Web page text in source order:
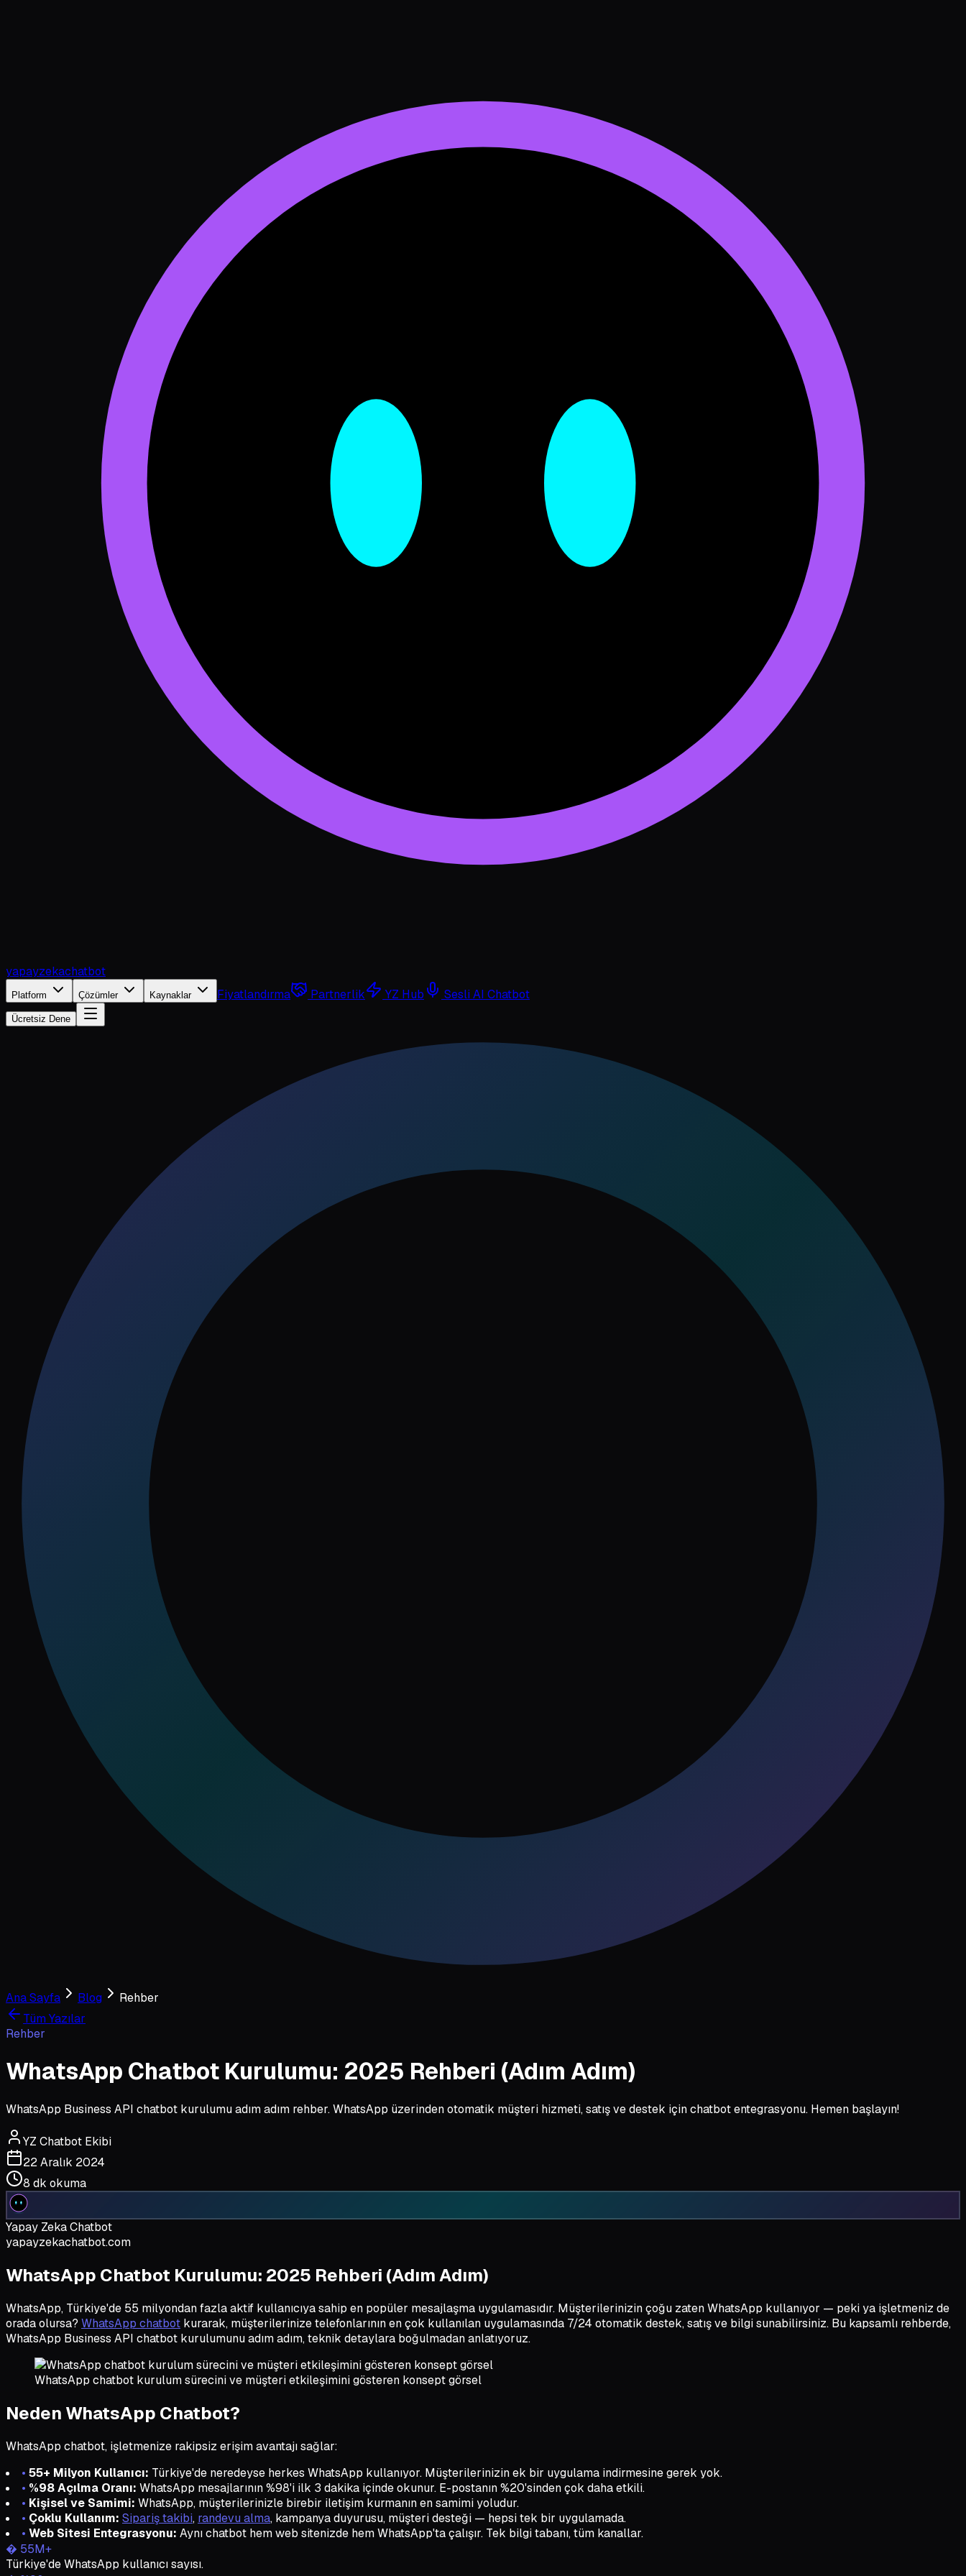
yapayzekachatbot
Platform Çözümler Kaynaklar Fiyatlandırma Partnerlik YZ Hub Sesli AI Chatbot
Ücretsiz Dene
Ana Sayfa Blog
Rehber
Tüm Yazılar
Rehber
WhatsApp Chatbot Kurulumu: 2025 Rehberi (Adım Adım)
WhatsApp Business API chatbot kurulumu adım adım rehber. WhatsApp üzerinden otomatik müşteri hizmeti, satış ve destek için chatbot entegrasyonu. Hemen başlayın!
YZ Chatbot Ekibi
22 Aralık 2024
8 dk okuma
Yapay Zeka Chatbot
yapayzekachatbot.com
WhatsApp Chatbot Kurulumu: 2025 Rehberi (Adım Adım)
WhatsApp, Türkiye'de 55 milyondan fazla aktif kullanıcıya sahip en popüler mesajlaşma uygulamasıdır. Müşterilerinizin çoğu zaten WhatsApp kullanıyor — peki ya işletmeniz de
orada olursa? WhatsApp chatbot kurarak, müşterilerinize telefonlarının en çok kullanılan uygulamasında 7/24 otomatik destek, satış ve bilgi sunabilirsiniz. Bu kapsamlı rehberde,
WhatsApp Business API chatbot kurulumunu adım adım, teknik detaylara boğulmadan anlatıyoruz.
WhatsApp chatbot kurulum sürecini ve müşteri etkileşimini gösteren konsept görsel
Neden WhatsApp Chatbot?
WhatsApp chatbot, işletmenize rakipsiz erişim avantajı sağlar:
• 55+ Milyon Kullanıcı: Türkiye'de neredeyse herkes WhatsApp kullanıyor. Müşterilerinizin ek bir uygulama indirmesine gerek yok.
• %98 Açılma Oranı: WhatsApp mesajlarının %98'i ilk 3 dakika içinde okunur. E-postanın %20'sinden çok daha etkili.
• Kişisel ve Samimi: WhatsApp, müşterilerinizle birebir iletişim kurmanın en samimi yoludur.
• Çoklu Kullanım: Sipariş takibi, randevu alma, kampanya duyurusu, müşteri desteği — hepsi tek bir uygulamada.
• Web Sitesi Entegrasyonu: Aynı chatbot hem web sitenizde hem WhatsApp'ta çalışır. Tek bilgi tabanı, tüm kanallar.
� 55M+
Türkiye'de WhatsApp kullanıcı sayısı.